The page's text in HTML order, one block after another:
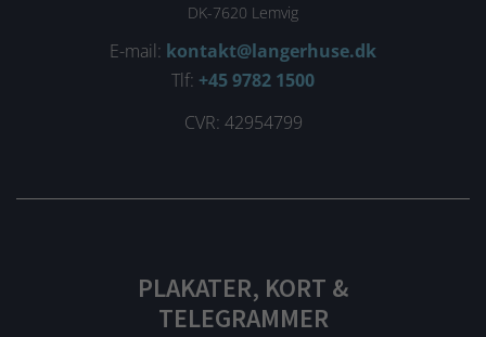
DK-7620 Lemvig
E-mail: kontakt@langerhuse.dk
Tlf: +45 9782 1500
CVR: 42954799
PLAKATER, KORT &
TELEGRAMMER